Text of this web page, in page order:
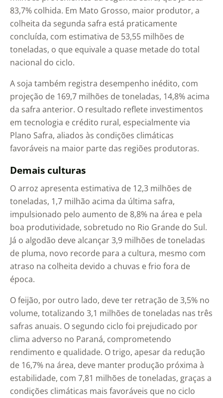
83,7% colhida. Em Mato Grosso, maior produtor, a
colheita da segunda safra está praticamente
concluída, com estimativa de 53,55 milhões de
toneladas, o que equivale a quase metade do total
nacional do ciclo.
A soja também registra desempenho inédito, com
projeção de 169,7 milhões de toneladas, 14,8% acima
da safra anterior. O resultado reflete investimentos
em tecnologia e crédito rural, especialmente via
Plano Safra, aliados às condições climáticas
favoráveis na maior parte das regiões produtoras.
Demais culturas
O arroz apresenta estimativa de 12,3 milhões de
toneladas, 1,7 milhão acima da última safra,
impulsionado pelo aumento de 8,8% na área e pela
boa produtividade, sobretudo no Rio Grande do Sul.
Já o algodão deve alcançar 3,9 milhões de toneladas
de pluma, novo recorde para a cultura, mesmo com
atraso na colheita devido a chuvas e frio fora de
época.
O feijão, por outro lado, deve ter retração de 3,5% no
volume, totalizando 3,1 milhões de toneladas nas três
safras anuais. O segundo ciclo foi prejudicado por
clima adverso no Paraná, comprometendo
rendimento e qualidade. O trigo, apesar da redução
de 16,7% na área, deve manter produção próxima à
estabilidade, com 7,81 milhões de toneladas, graças a
condições climáticas mais favoráveis que no ciclo